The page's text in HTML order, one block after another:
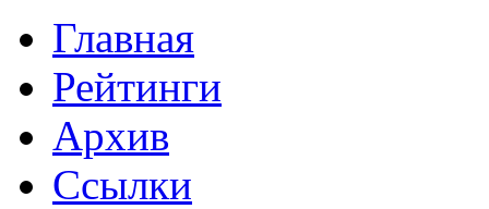
Главная
Рейтинги
Архив
Ссылки